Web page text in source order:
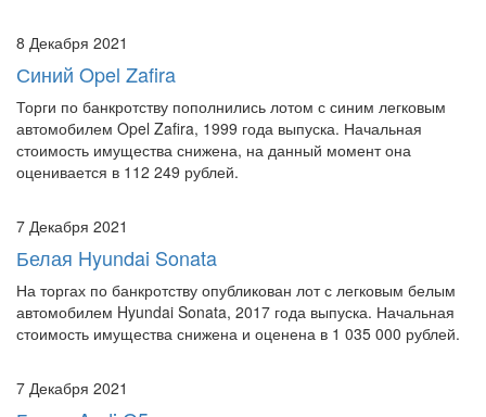
8 Декабря 2021
Синий Opel Zafira
Торги по банкротству пополнились лотом с синим легковым
автомобилем Opel Zafira, 1999 года выпуска. Начальная
стоимость имущества снижена, на данный момент она
оценивается в 112 249 рублей.
7 Декабря 2021
Белая Hyundai Sonata
На торгах по банкротству опубликован лот с легковым белым
автомобилем Hyundai Sonata, 2017 года выпуска. Начальная
стоимость имущества снижена и оценена в 1 035 000 рублей.
7 Декабря 2021